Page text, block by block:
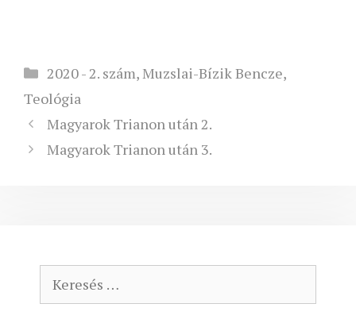
Kategória
2020 - 2. szám,Muzslai-Bízik Bencze,
Teológia
Magyarok Trianon után 2.
Magyarok Trianon után 3.
Keresés: